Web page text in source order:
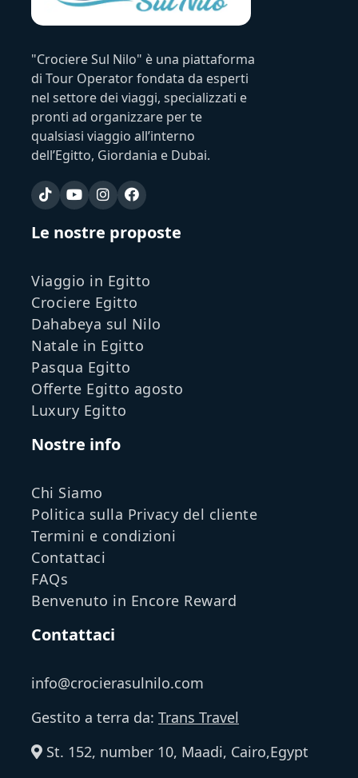
"Crociere Sul Nilo" è una piattaforma
di Tour Operator fondata da esperti
nel settore dei viaggi, specializzati e
pronti ad organizzare per te
qualsiasi viaggio all’interno
dell’Egitto, Giordania e Dubai.
Le nostre proposte
Viaggio in Egitto
Crociere Egitto
Dahabeya sul Nilo
Natale in Egitto
Pasqua Egitto
Offerte Egitto agosto
Luxury Egitto
Nostre info
Chi Siamo
Politica sulla Privacy del cliente
Termini e condizioni
Contattaci
FAQs
Benvenuto in Encore Reward
Contattaci
info@crocierasulnilo.com
Gestito a terra da: Trans Travel
St. 152, number 10, Maadi, Cairo,Egypt